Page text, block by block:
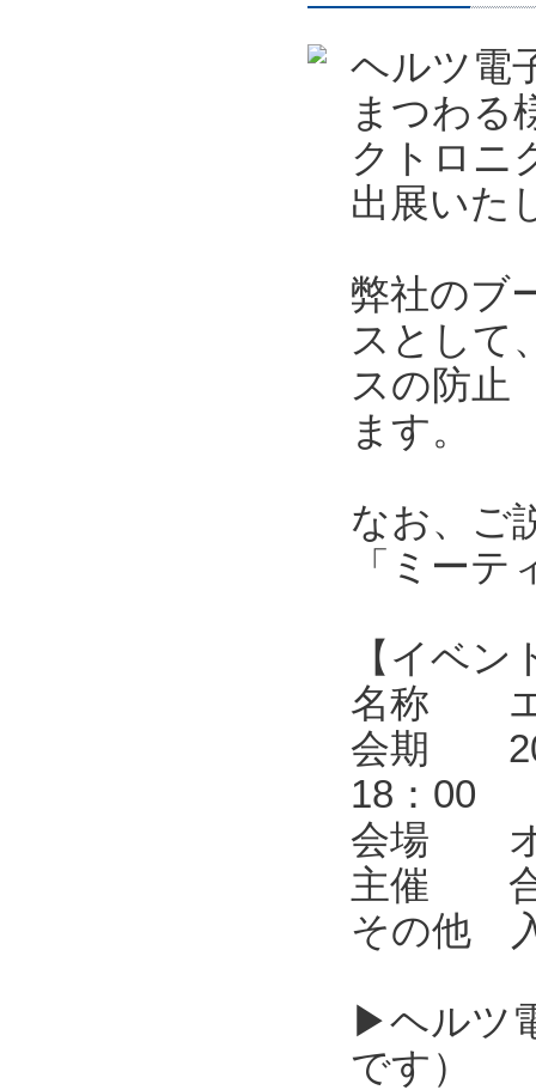
ヘルツ電
まつわる
クトロニ
出展いた
弊社のブ
スとして
スの防止
ます。
なお、ご
「ミー
【イベン
名称 エ
会期
18：00
会場 オ
主催 合
その他
▶ヘルツ
です）